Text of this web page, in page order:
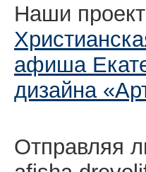
Наши
афиша
дизайна
Отправляя